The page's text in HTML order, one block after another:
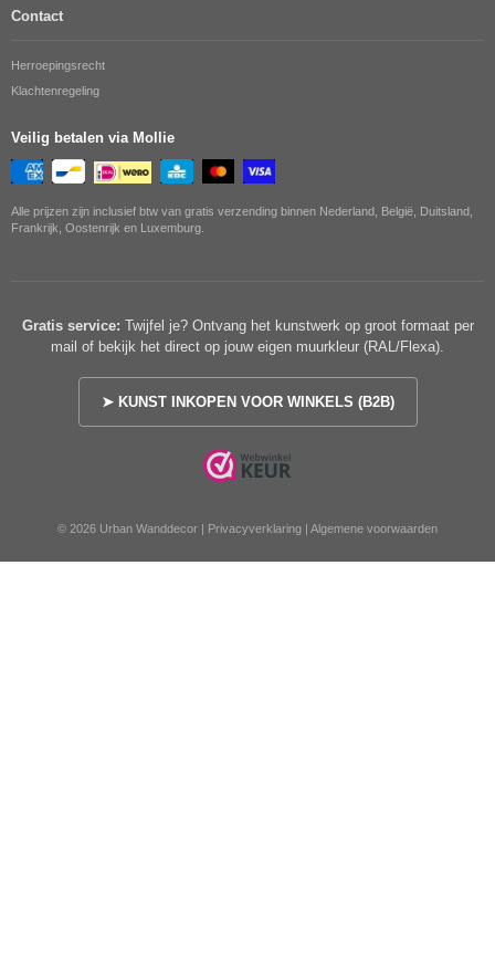
Contact
Herroepingsrecht
Klachtenregeling
Veilig betalen via Mollie
Alle prijzen zijn inclusief btw van gratis verzending binnen Nederland, België, Duitsland,
Frankrijk, Oostenrijk en Luxemburg.
Gratis service: Twijfel je? Ontvang het kunstwerk op groot formaat per
mail of bekijk het direct op jouw eigen muurkleur (RAL/Flexa).
➤ KUNST INKOPEN VOOR WINKELS (B2B)
© 2026 Urban Wanddecor | Privacyverklaring | Algemene voorwaarden